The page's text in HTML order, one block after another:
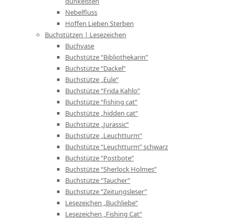
Nebelfluss
Hoffen Lieben Sterben
Buchstützen | Lesezeichen
Buchvase
Buchstütze “Bibliothekarin”
Buchstütze “Dackel”
Buchstütze „Eule“
Buchstütze “Frida Kahlo”
Buchstütze “fishing cat”
Buchstütze „hidden cat“
Buchstütze „Jurassic“
Buchstütze „Leuchtturm“
Buchstütze “Leuchtturm” schwarz
Buchstütze “Postbote”
Buchstütze “Sherlock Holmes”
Buchstütze “Taucher”
Buchstütze “Zeitungsleser”
Lesezeichen „Buchliebe“
Lesezeichen „Fishing Cat“